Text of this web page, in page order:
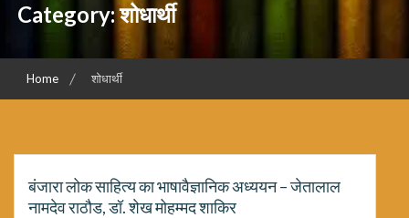
Category:शोधार्थी
Home शोधार्थी
बंजारा लोक साहित्य का भाषावैज्ञानिक अध्ययन – जेतालाल
नामदेव राठौड, डॉ. शेख मोहम्मद शाकिर